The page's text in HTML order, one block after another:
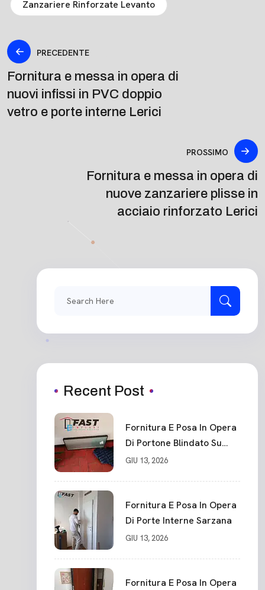
Zanzariere Rinforzate Levanto
PRECEDENTE
Fornitura e messa in opera di
nuovi infissi in PVC doppio
vetro e porte interne Lerici
PROSSIMO
Fornitura e messa in opera di
nuove zanzariere plisse in
acciaio rinforzato Lerici
Recent Post
Fornitura E Posa In Opera
Di Portone Blindato Su
Misura In PVC, Panello
Punti La Spezia
GIU 13, 2026
Fornitura E Posa In Opera
Di Porte Interne Sarzana
GIU 13, 2026
Fornitura E Posa In Opera